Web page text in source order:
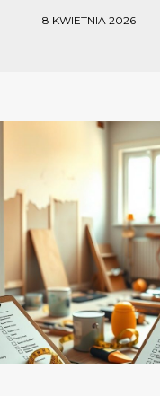
8 KWIETNIA 2026